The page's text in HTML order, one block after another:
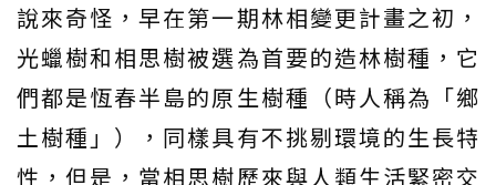
說來奇怪，早在第一期林相變更計畫之初，
光蠟樹和相思樹被選為首要的造林樹種，它
們都是恆春半島的原生樹種（時人稱為「鄉
土樹種」），同樣具有不挑剔環境的生長特
性，但是，當相思樹歷來與人類生活緊密交